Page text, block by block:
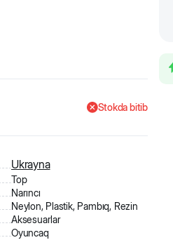
Stokda bitib
Ukrayna
Top
Narıncı
Neylon, Plastik, Pambıq, Rezin
Aksesuarlar
Oyuncaq